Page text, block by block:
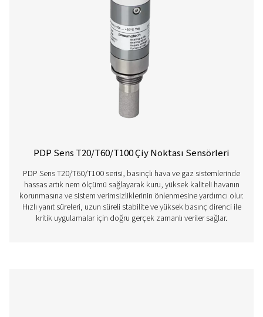
PDP Kontrolü S sabit Çiylenme Noktası
PDP Check S, basınçlı hava ve gaz sistemlerinde sabit
noktası izleme için tasarlanmıştır. Kalıcı olarak monte